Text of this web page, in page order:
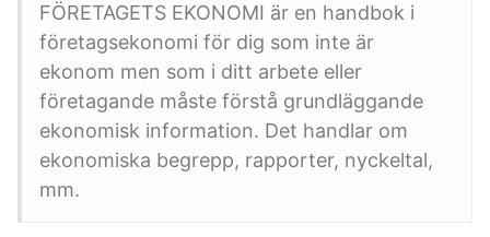
FÖRETAGETS EKONOMI är en handbok i
företagsekonomi för dig som inte är
ekonom men som i ditt arbete eller
företagande måste förstå grund­läggande
ekono­misk infor­ma­tion. Det handlar om
ekonomiska begrepp, rapporter, nyckeltal,
mm.